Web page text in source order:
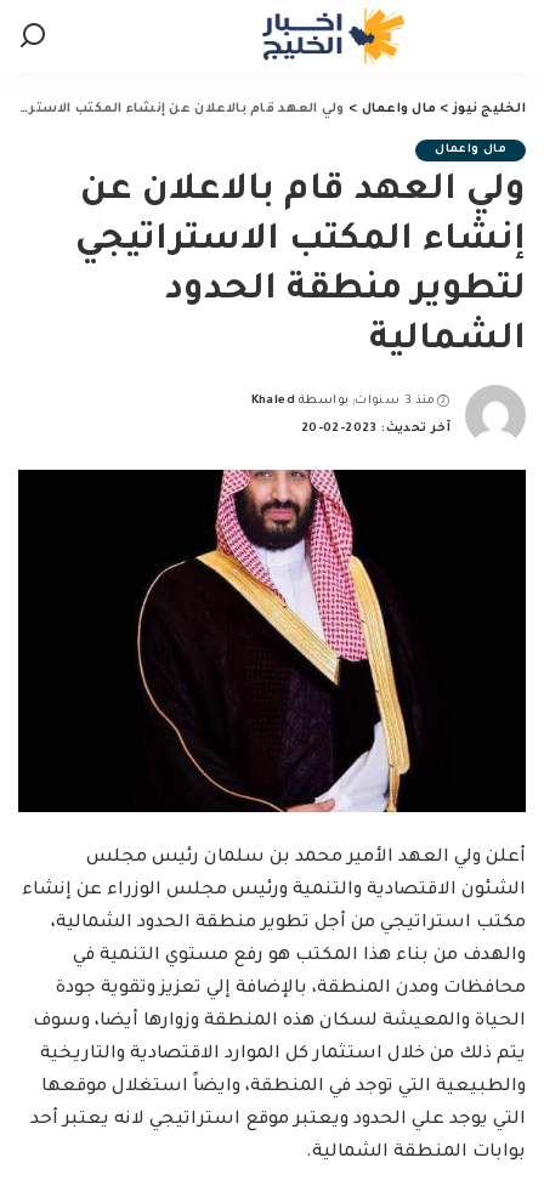
الخليج نيوز> مال واعمال > ولي العهد قام بالاعلان عن إنشاء المكتب الاستراتيجي لتطوير منطقة الحدود الشمالية
مال واعمال
ولي العهد قام بالاعلان عن
إنشاء المكتب الاستراتيجي
لتطوير منطقة الحدود
الشمالية
منذ 3 سنوات
Posted
by
بواسطة Khaled
آخر تحديث: 2023-02-20
أعلن ولي العهد الأمير محمد بن سلمان رئيس مجلس
الشئون الاقتصادية والتنمية ورئيس مجلس الوزراء عن إنشاء
مكتب استراتيجي من أجل تطوير منطقة الحدود الشمالية،
والهدف من بناء هذا المكتب هو رفع مستوي التنمية في
محافظات ومدن المنطقة، بالإضافة إلي تعزيز وتقوية جودة
الحياة والمعيشة لسكان هذه المنطقة وزوارها أيضا، وسوف
يتم ذلك من خلال استثمار كل الموارد الاقتصادية والتاريخية
والطبيعية التي توجد في المنطقة، وايضاً استغلال موقعها
التي يوجد علي الحدود ويعتبر موقع استراتيجي لانه يعتبر أحد
بوابات المنطقة الشمالية.